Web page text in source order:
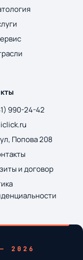
990-24-42
Попова 208
и договор
2026